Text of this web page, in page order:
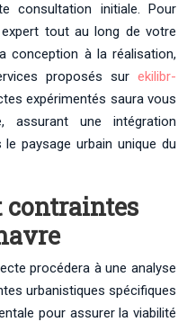
consultation initiale. Pour
expert tout au long de votre
conception à la réalisation,
proposés sur ekilibr-
expérimentés saura vous
assurant une intégration
paysage urbain unique du
contraintes
procédera à une analyse
urbanistiques spécifiques
pour assurer la viabilité